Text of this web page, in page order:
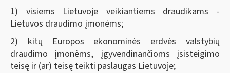
1) visiems Lietuvoje veikiantiems draudikams -
Lietuvos draudimo įmonėms;
2) kitų Europos ekonominės erdvės valstybių
draudimo įmonėms, įgyvendinančioms įsisteigimo
teisę ir (ar) teisę teikti paslaugas Lietuvoje;